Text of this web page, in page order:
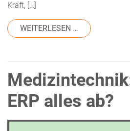
Kraft, […]
WEITERLESEN … FROM UDI
ERP alles ab?